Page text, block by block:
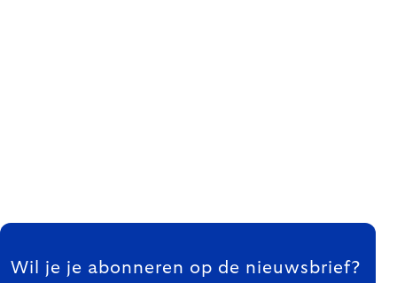
FOOTER
Wil je je abonneren op de nieuwsbrief?